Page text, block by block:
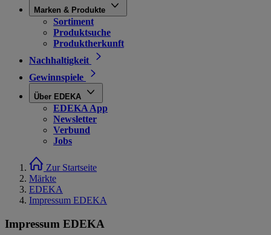
Marken & Produkte
Sortiment
Produktsuche
Produktherkunft
Nachhaltigkeit
Gewinnspiele
Über EDEKA
EDEKA App
Newsletter
Verbund
Jobs
Zur Startseite
Märkte
EDEKA
Impressum EDEKA
Impressum EDEKA